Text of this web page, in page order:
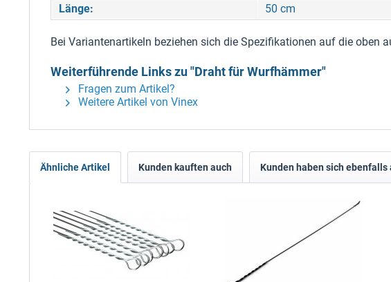
Länge:
50 cm
Bei Variantenartikeln beziehen sich die Spezifikationen auf die oben
Weiterführende Links zu "Draht für Wurfhämmer"
Fragen zum Artikel?
Weitere Artikel von Vinex
Ähnliche Artikel Kunden kauften auch Kunden haben sich ebenfalls